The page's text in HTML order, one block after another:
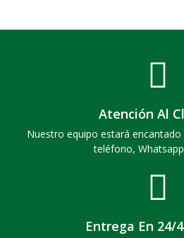
Atención Al
Nuestro equipo estará
teléfono,
Entrega En 24/